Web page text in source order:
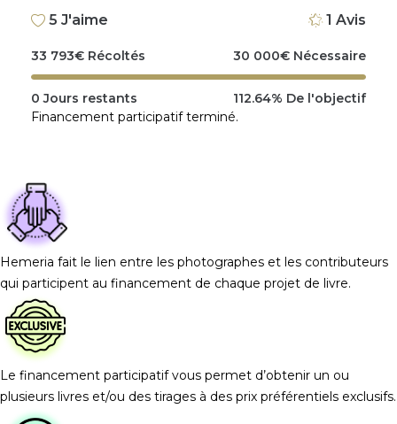
5 J'aime 1 Avis
33 793€ Récoltés 30 000€ Nécessaire
0 Jours restants 112.64% De l'objectif
Financement participatif terminé.
Hemeria fait le lien entre les photographes et les contributeurs
qui participent au financement de chaque projet de livre.
Le financement participatif vous permet d’obtenir un ou
plusieurs livres et/ou des tirages à des prix préférentiels exclusifs.